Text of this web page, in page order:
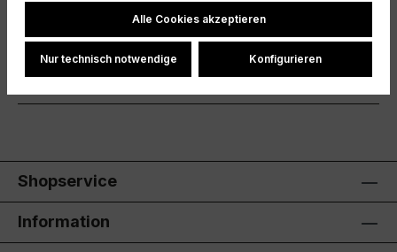
GriffEinlaufvorbehandeltRundhals-Rippkra…
Bewertungen
Shopservice
Information
Cookie-Einstellungen
Alle Cookies akzeptieren
Nur technisch notwendige Konfigurieren